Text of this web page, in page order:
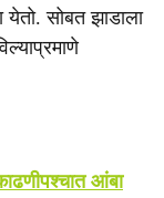
सोबत झाडाला
आंबा